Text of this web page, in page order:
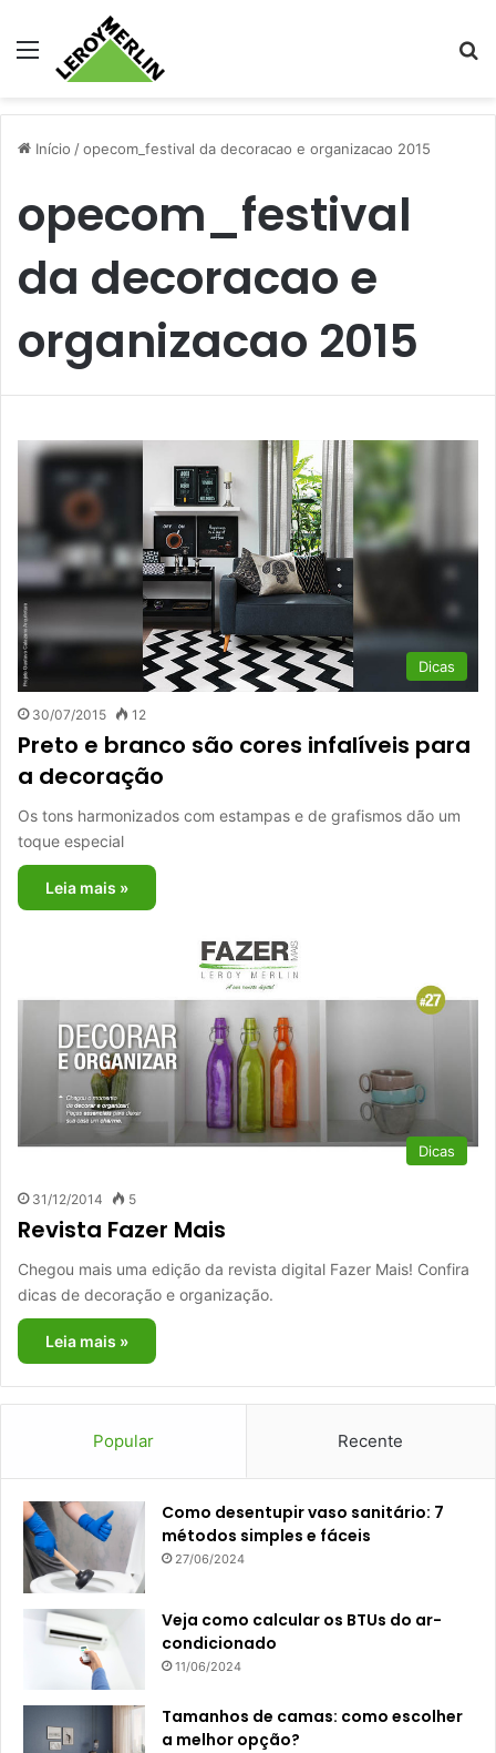
Menu
Início /opecom_festival da decoracao e organizacao 2015
opecom_festival
da decoracao e
organizacao 2015
Dicas
30/07/2015 12
Preto e branco são cores infalíveis para
a decoração
Os tons harmonizados com estampas e de grafismos dão um
toque especial
Leia mais »
Dicas
31/12/2014 5
Revista Fazer Mais
Chegou mais uma edição da revista digital Fazer Mais! Confira
dicas de decoração e organização.
Leia mais »
Popular Recente
Como desentupir vaso sanitário: 7
métodos simples e fáceis
27/06/2024
Veja como calcular os BTUs do ar-
condicionado
11/06/2024
Tamanhos de camas: como escolher
a melhor opção?